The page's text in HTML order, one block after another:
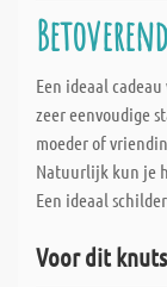
Een ideaal
zeer eenvoudige
moeder of
Natuurlijk kun je
Een ideaal
Voor dit